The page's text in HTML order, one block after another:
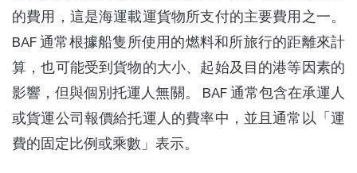
的費用，這是海運載運貨物所支付的主要費用之一。
BAF 通常根據船隻所使用的燃料和所旅行的距離來計
算，也可能受到貨物的大小、起始及目的港等因素的
影響，但與個別托運人無關。 BAF 通常包含在承運人
或貨運公司報價給托運人的費率中，並且通常以「運
費的固定比例或乘數」表示。